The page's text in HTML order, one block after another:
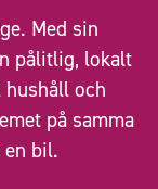
Med sin
pålitlig, lokalt
och
på samma
bil.